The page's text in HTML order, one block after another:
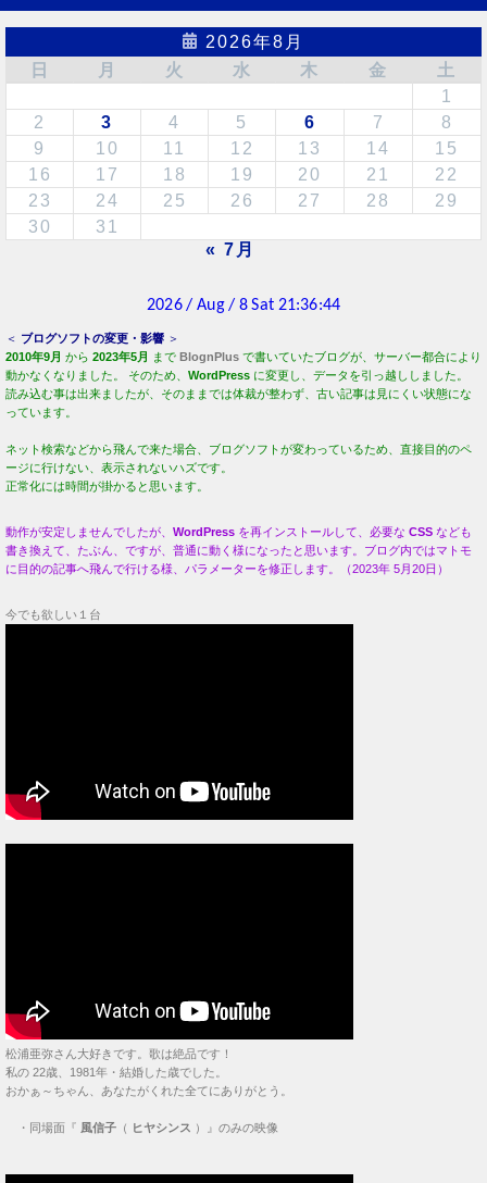
2026年8月
日
月 火 水 木 金
土
1
2
3 4 5 6 7
8
9
10 11 12 13 14
15
16
17 18 19 20 21
22
23
24 25 26 27 28
29
30
31
« 7月
＜ ブログソフトの変更・影響 ＞
2010年9月 から 2023年5月 まで BlognPlus で書いていたブログが、サーバー都合により
動かなくなりました。 そのため、 WordPress に変更し、データを引っ越ししました。
読み込む事は出来ましたが、そのままでは体裁が整わず、古い記事は見にくい状態にな
っています。
ネット検索などから飛んで来た場合、ブログソフトが変わっているため、直接目的のペ
ージに行けない、表示されないハズです。
正常化には時間が掛かると思います。
動作が安定しませんでしたが、 WordPress を再インストールして、必要な CSS なども
書き換えて、たぶん、ですが、普通に動く様になったと思います。ブログ内ではマトモ
に目的の記事へ飛んで行ける様、パラメーターを修正します。（2023年 5月20日）
今でも欲しい１台
松浦亜弥さん大好きです。歌は絶品です！
私の 22歳、1981年・結婚した歳でした。
おかぁ～ちゃん、あなたがくれた全てにありがとう。
・ 同場面『 風信子 （ ヒヤシンス ）』のみの映像